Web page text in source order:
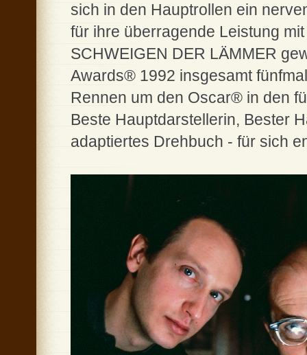
sich in den Hauptrollen ein
für ihre überragende Leistung
SCHWEIGEN DER LÄMMER
Awards® 1992 insgesamt
Rennen um den Oscar® in den
Beste Hauptdarstellerin, Bester
adaptiertes Drehbuch - für sich